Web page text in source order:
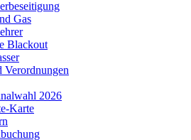
Gas
Blackout
Verordnungen
2026
Karte